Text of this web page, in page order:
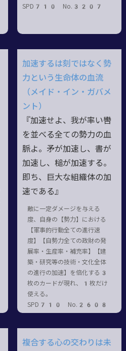
SPD710 No.3207
加速するは刻ではなく勢
力という生命体の血流
（メイド・イン・ガバメ
ント）
『加速せよ、我が率い轡
を並べる全ての勢力の血
脈よ。矛が加速し、書が
加速し、槌が加速する。
即ち、巨大な組織体の加
速である』
敵に一定ダメージを与える
度、自身の【勢力】における
【軍事的行動全ての進行速
度】【自勢力全ての政財の発
展率・生産率・補充率】【建
築・研究等の技術・文化全体
の進行の加速】を倍化する3
枚のカードが現れ、1枚だけ
使える。
SPD710 No.2608
複合する心の交わりは未